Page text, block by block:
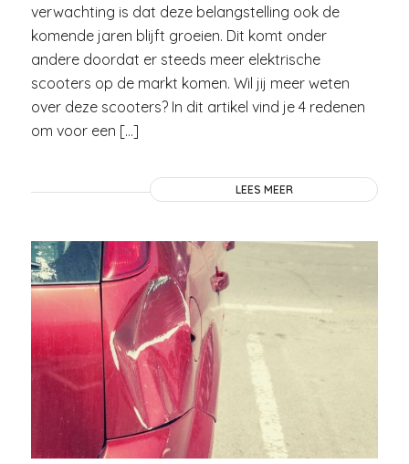
verwachting is dat deze belangstelling ook de
komende jaren blijft groeien. Dit komt onder
andere doordat er steeds meer elektrische
scooters op de markt komen. Wil jij meer weten
over deze scooters? In dit artikel vind je 4 redenen
om voor een […]
LEES MEER